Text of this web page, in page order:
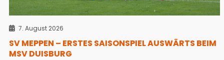
7. August 2026
SV MEPPEN – ERSTES SAISONSPIEL AUSWÄRTS BEIM
MSV DUISBURG